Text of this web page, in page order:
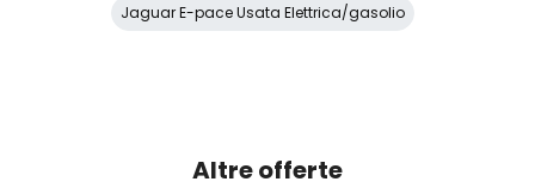
Luce vano di carico
Meridian sound system (380w)
Jaguar E-pace Usata Elettrica/gasolio
Altre offerte